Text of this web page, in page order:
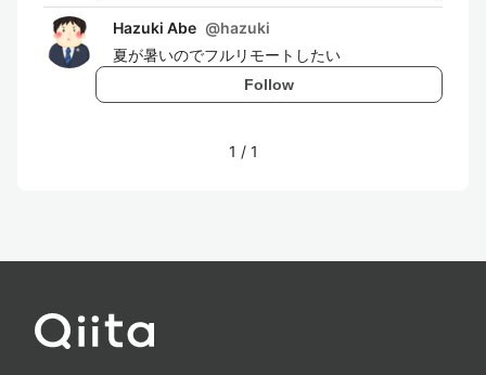
Hazuki Abe @hazuki
夏が暑いのでフルリモートしたい
Follow
1 / 1